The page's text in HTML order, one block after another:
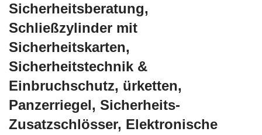
Sicherheitsberatung,
Schließzylinder mit
Sicherheitskarten,
Sicherheitstechnik &
Einbruchschutz, ürketten,
Panzerriegel, Sicherheits-
Zusatzschlösser, Elektronische